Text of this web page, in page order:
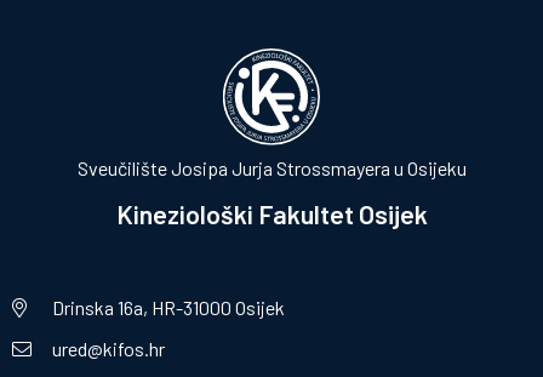
Sveučilište Josipa Jurja Strossmayera u Osijeku
Kineziološki Fakultet Osijek
Drinska 16a, HR-31000 Osijek
ured@kifos.hr